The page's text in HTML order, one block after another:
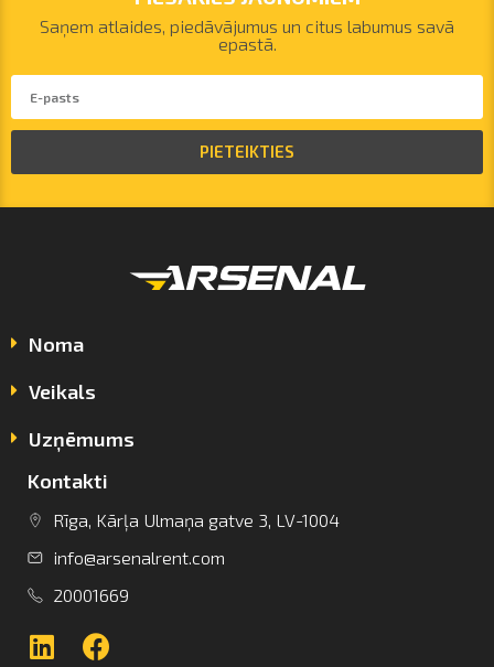
Lietuva
Saņem atlaides, piedāvājumus un citus labumus savā
epastā.
PIETEIKTIES
Noma
Veikals
Uzņēmums
Kontakti
Rīga, Kārļa Ulmaņa gatve 3, LV-1004
info@arsenalrent.com
20001669